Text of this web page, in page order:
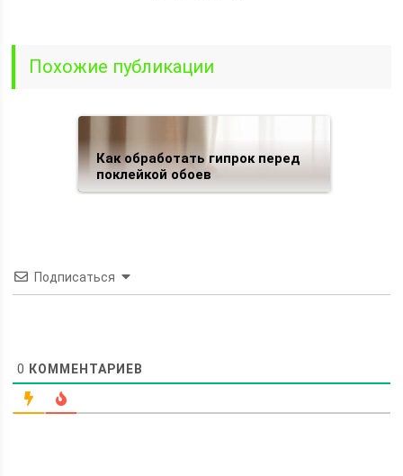
Похожие публикации
Как обработать гипрок перед
поклейкой обоев
Подписаться
0 КОММЕНТАРИЕВ